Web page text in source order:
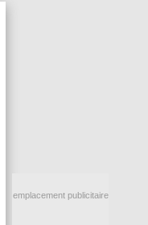
emplacement publicitaire